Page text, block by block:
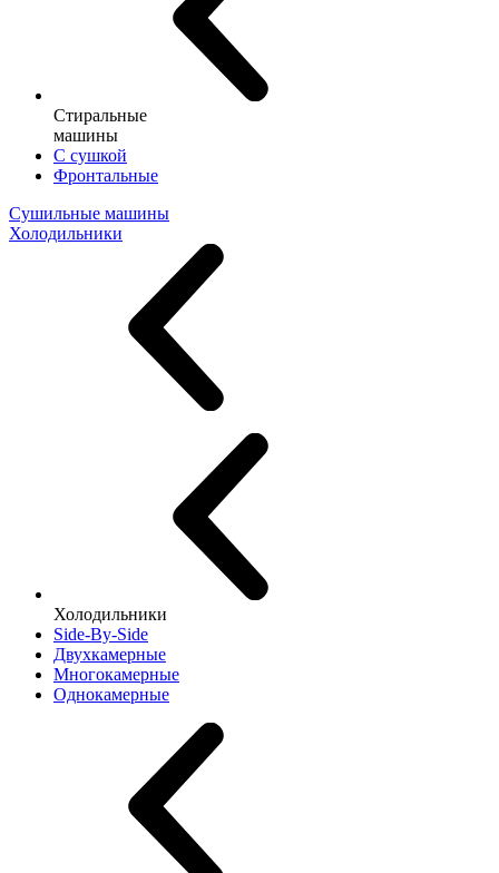
Стиральные
машины
С сушкой
Фронтальные
Сушильные машины
Холодильники
Холодильники
Side-By-Side
Двухкамерные
Многокамерные
Однокамерные